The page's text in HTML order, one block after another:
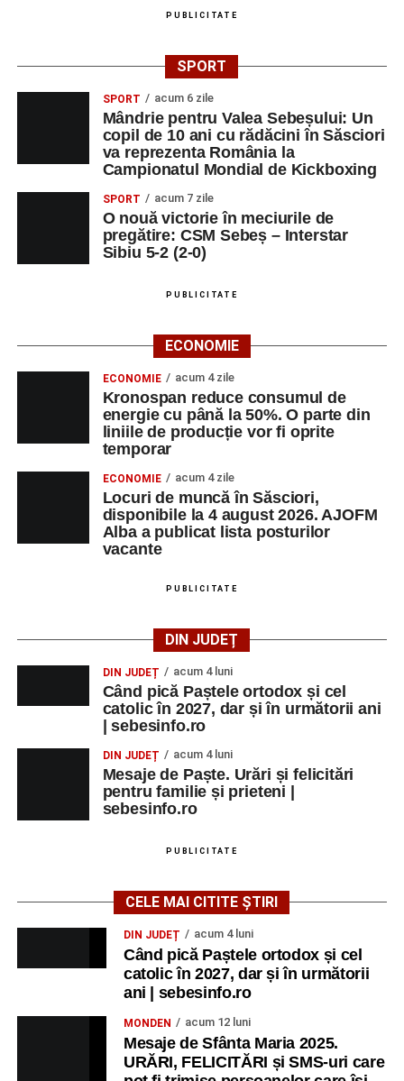
PUBLICITATE
SPORT
SPORT acum 6 zile
Mândrie pentru Valea Sebeșului: Un
copil de 10 ani cu rădăcini în Săsciori
va reprezenta România la
Campionatul Mondial de Kickboxing
SPORT acum 7 zile
O nouă victorie în meciurile de
pregătire: CSM Sebeș – Interstar
Sibiu 5-2 (2-0)
PUBLICITATE
ECONOMIE
ECONOMIE acum 4 zile
Kronospan reduce consumul de
energie cu până la 50%. O parte din
liniile de producție vor fi oprite
temporar
ECONOMIE acum 4 zile
Locuri de muncă în Săsciori,
disponibile la 4 august 2026. AJOFM
Alba a publicat lista posturilor
vacante
PUBLICITATE
DIN JUDEȚ
DIN JUDEȚ acum 4 luni
Când pică Paștele ortodox și cel
catolic în 2027, dar și în următorii ani
| sebesinfo.ro
DIN JUDEȚ acum 4 luni
Mesaje de Paște. Urări și felicitări
pentru familie și prieteni |
sebesinfo.ro
PUBLICITATE
CELE MAI CITITE ȘTIRI
DIN JUDEȚ acum 4 luni
Când pică Paștele ortodox și cel
catolic în 2027, dar și în următorii
ani | sebesinfo.ro
MONDEN acum 12 luni
Mesaje de Sfânta Maria 2025.
URĂRI, FELICITĂRI și SMS-uri care